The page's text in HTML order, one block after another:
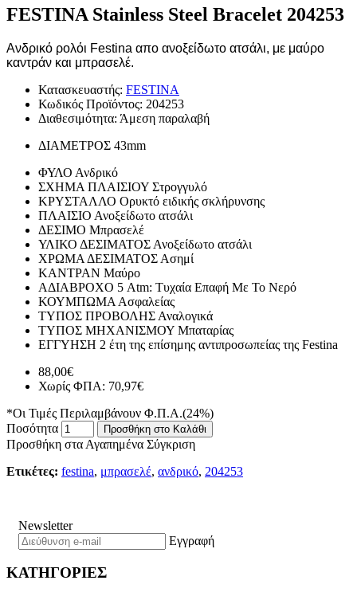
FESTINA Stainless Steel Bracelet 204253
Ανδρικό ρολόι Festina απο ανοξείδωτο ατσάλι, με μαύρο
καντράν και μπρασελέ.
Κατασκευαστής: FESTINA
Κωδικός Προϊόντος: 204253
Διαθεσιμότητα: Άμεση παραλαβή
ΔΙΑΜΕΤΡΟΣ 43mm
ΦΥΛΟ Ανδρικό
ΣΧΗΜΑ ΠΛΑΙΣΙΟΥ Στρογγυλό
ΚΡΥΣΤΑΛΛΟ Ορυκτό ειδικής σκλήρυνσης
ΠΛΑΙΣΙΟ Ανοξείδωτο ατσάλι
ΔΕΣΙΜΟ Μπρασελέ
ΥΛΙΚΟ ΔΕΣΙΜΑΤΟΣ Ανοξείδωτο ατσάλι
ΧΡΩΜΑ ΔΕΣΙΜΑΤΟΣ Ασημί
ΚΑΝΤΡΑΝ Μαύρο
ΑΔΙΑΒΡΟΧΟ 5 Atm: Τυχαία Επαφή Με Το Νερό
ΚΟΥΜΠΩΜΑ Ασφαλείας
ΤΥΠΟΣ ΠΡΟΒΟΛΗΣ Αναλογικά
ΤΥΠΟΣ ΜΗΧΑΝΙΣΜΟΥ Μπαταρίας
ΕΓΓΥΗΣΗ 2 έτη της επίσημης αντιπροσωπείας της Festina
88,00€
Χωρίς ΦΠΑ: 70,97€
*Οι Τιμές Περιλαμβάνουν Φ.Π.Α.(24%)
Ποσότητα
Προσθήκη στο Καλάθι
Προσθήκη στα Αγαπημένα Σύγκριση
Ετικέτες: festina, μπρασελέ, ανδρικό, 204253
Newsletter
Εγγραφή
ΚΑΤΗΓΟΡΙΕΣ